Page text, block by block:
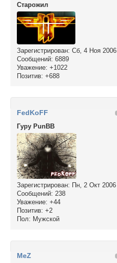
Cтарожил
Зарегистрирован: Сб, 4 Ноя 2006
Сообщений: 6889
Уважение: +1022
Позитив: +688
FedKoFF
Гуру PunBB
Зарегистрирован: Пн, 2 Окт 2006
Сообщений: 238
Уважение: +44
Позитив: +2
Пол: Мужской
MeZ